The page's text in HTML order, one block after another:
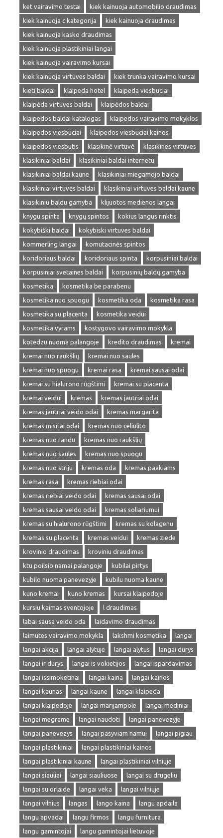
ket vairavimo testai
kiek kainuoja automobilio draudimas
kiek kainuoja c kategorija
kiek kainuoja draudimas
kiek kainuoja kasko draudimas
kiek kainuoja plastikiniai langai
kiek kainuoja vairavimo kursai
kiek kainuoja virtuves baldai
kiek trunka vairavimo kursai
kieti baldai
klaipeda hotel
klaipeda viesbuciai
klaipėda virtuves baldai
klaipėdos baldai
klaipedos baldai katalogas
klaipedos vairavimo mokyklos
klaipedos viesbuciai
klaipedos viesbuciai kainos
klaipedos viesbutis
klasikinė virtuvė
klasikines virtuves
klasikiniai baldai
klasikiniai baldai internetu
klasikiniai baldai kaune
klasikiniai miegamojo baldai
klasikiniai virtuvės baldai
klasikiniai virtuves baldai kaune
klasikiniu baldu gamyba
klijuotos medienos langai
knygu spinta
knygų spintos
kokius langus rinktis
kokybiški baldai
kokybiski virtuves baldai
kommerling langai
komutacinės spintos
koridoriaus baldai
koridoriaus spinta
korpusiniai baldai
korpusiniai svetaines baldai
korpusinių baldų gamyba
kosmetika
kosmetika be parabenu
kosmetika nuo spuogu
kosmetika oda
kosmetika rasa
kosmetika su placenta
kosmetika veidui
kosmetika vyrams
kostygovo vairavimo mokykla
kotedzu nuoma palangoje
kredito draudimas
kremai
kremai nuo raukšlių
kremai nuo saules
kremai nuo spuogu
kremai rasa
kremai sausai odai
kremai su hialurono rūgštimi
kremai su placenta
kremai veidui
kremas
kremas jautriai odai
kremas jautriai veido odai
kremas margarita
kremas misriai odai
kremas nuo celiulito
kremas nuo randu
kremas nuo raukšlių
kremas nuo saules
kremas nuo spuogu
kremas nuo striju
kremas oda
kremas paakiams
kremas rasa
kremas riebiai odai
kremas riebiai veido odai
kremas sausai odai
kremas sausai veido odai
kremas soliariumui
kremas su hialurono rūgštimi
kremas su kolagenu
kremas su placenta
kremas veidui
kremas ziede
krovinio draudimas
kroviniu draudimas
ktu poilsio namai palangoje
kubilai pirtys
kubilo nuoma panevezyje
kubilu nuoma kaune
kuno kremai
kuno kremas
kursai klaipedoje
kursiu kaimas sventojoje
l draudimas
labai sausa veido oda
laidavimo draudimas
laimutes vairavimo mokykla
lakshmi kosmetika
langai
langai akcija
langai alytuje langai alytus
langai durys
langai ir durys
langai is vokietijos
langai ispardavimas
langai issimoketinai
langai kaina
langai kainos
langai kaunas
langai kaune
langai klaipeda
langai klaipedoje
langai marijampole
langai mediniai
langai megrame
langai naudoti
langai panevezyje
langai panevezys
langai pasyviam namui
langai pigiau
langai plastikiniai
langai plastikiniai kainos
langai plastikiniai kaune
langai plastikiniai vilniuje
langai siauliai
langai siauliuose
langai su drugeliu
langai su orlaide
langai veka
langai vilniuje
langai vilnius
langas lango kaina
langu apdaila
langu apvadai
langu firmos
langu furnitura
langu gamintojai
langu gamintojai lietuvoje